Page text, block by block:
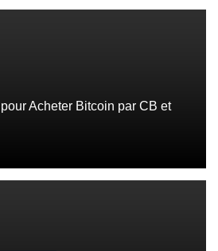
Acheter Bitcoin par CB et